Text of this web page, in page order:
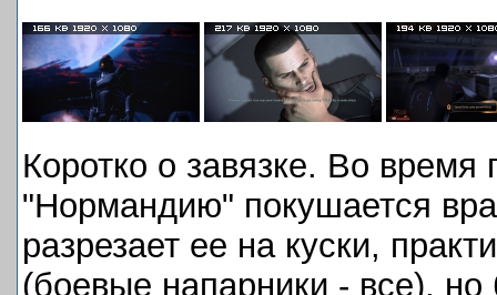
Коротко о завязке. Во
"Нормандию" покушается
разрезает ее на куски,
(боевые напарники - все),